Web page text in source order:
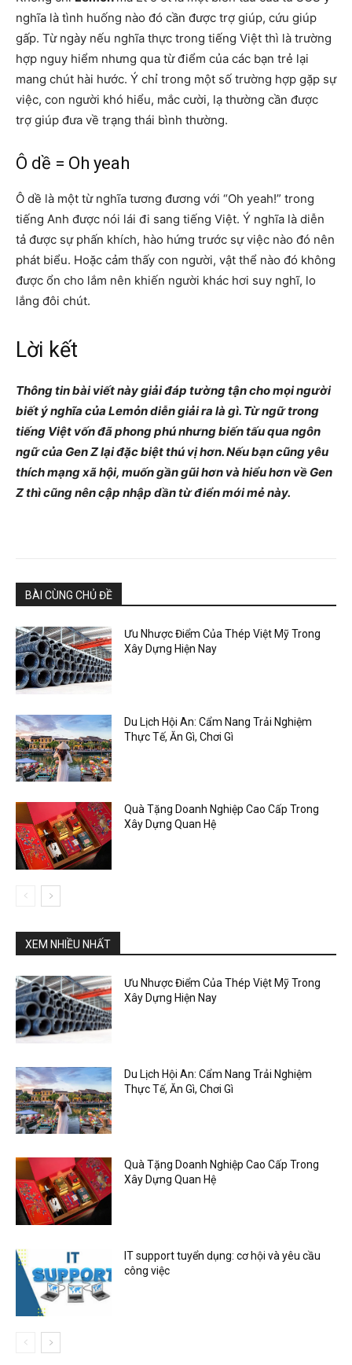
nghĩa là tình huống nào đó cần được trợ giúp, cứu giúp
gấp. Từ ngày nếu nghĩa thực trong tiếng Việt thì là trường
hợp nguy hiểm nhưng qua từ điểm của các bạn trẻ lại
mang chút hài hước. Ý chỉ trong một số trường hợp gặp sự
việc, con người khó hiểu, mắc cười, lạ thường cần được
trợ giúp đưa về trạng thái bình thường.
Ô dề = Oh yeah
Ô dề là một từ nghĩa tương đương với “Oh yeah!” trong
tiếng Anh được nói lái đi sang tiếng Việt. Ý nghĩa là diễn
tả được sự phấn khích, hào hứng trước sự việc nào đó nên
phát biểu. Hoặc cảm thấy con người, vật thể nào đó không
được ổn cho lắm nên khiến người khác hơi suy nghĩ, lo
lắng đôi chút.
Lời kết
Thông tin bài viết này giải đáp tường tận cho mọi người
biết ý nghĩa của Lemỏn diễn giải ra là gì. Từ ngữ trong
tiếng Việt vốn đã phong phú nhưng biến tấu qua ngôn
ngữ của Gen Z lại đặc biệt thú vị hơn. Nếu bạn cũng yêu
thích mạng xã hội, muốn gần gũi hơn và hiểu hơn về Gen
Z thì cũng nên cập nhập dần từ điển mới mẻ này.
BÀI CÙNG CHỦ ĐỀ
Ưu Nhược Điểm Của Thép Việt Mỹ Trong
Xây Dựng Hiện Nay
Du Lịch Hội An: Cẩm Nang Trải Nghiệm
Thực Tế, Ăn Gì, Chơi Gì
Quà Tặng Doanh Nghiệp Cao Cấp Trong
Xây Dựng Quan Hệ
XEM NHIỀU NHẤT
Ưu Nhược Điểm Của Thép Việt Mỹ Trong
Xây Dựng Hiện Nay
Du Lịch Hội An: Cẩm Nang Trải Nghiệm
Thực Tế, Ăn Gì, Chơi Gì
Quà Tặng Doanh Nghiệp Cao Cấp Trong
Xây Dựng Quan Hệ
IT support tuyển dụng: cơ hội và yêu cầu
công việc